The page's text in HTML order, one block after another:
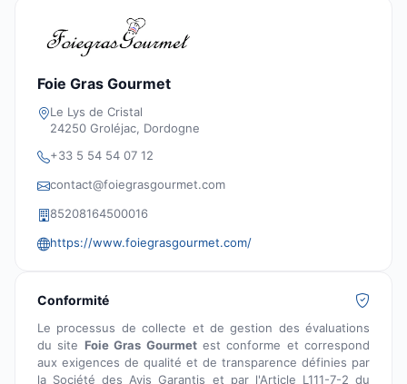
Foie Gras Gourmet
Le Lys de Cristal
24250 Groléjac, Dordogne
+33 5 54 54 07 12
contact@foiegrasgourmet.com
85208164500016
https://www.foiegrasgourmet.com/
Conformité
Le processus de collecte et de gestion des évaluations
du site Foie Gras Gourmetest conforme et correspond
aux exigences de qualité et de transparence définies par
la Société des Avis Garantis et par l'Article L111-7-2 du